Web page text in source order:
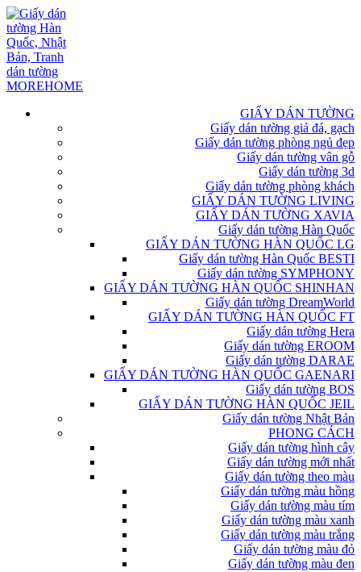
GIẤY DÁN TƯỜNG
Giấy dán tường giả đá, gạch
Giấy dán tường phòng ngủ đẹp
Giấy dán tường vân gỗ
Giấy dán tường 3d
Giấy dán tường phòng khách
GIẤY DÁN TƯỜNG LIVING
GIẤY DÁN TƯỜNG XAVIA
Giấy dán tường Hàn Quốc
GIẤY DÁN TƯỜNG HÀN QUỐC LG
Giấy dán tường Hàn Quốc BESTI
Giấy dán tường SYMPHONY
GIẤY DÁN TƯỜNG HÀN QUỐC SHINHAN
Giấy dán tường DreamWorld
GIẤY DÁN TƯỜNG HÀN QUỐC FT
Giấy dán tường Hera
Giấy dán tường EROOM
Giấy dán tường DARAE
GIẤY DÁN TƯỜNG HÀN QUỐC GAENARI
Giấy dán tường BOS
GIẤY DÁN TƯỜNG HÀN QUỐC JEIL
Giấy dán tường Nhật Bản
PHONG CÁCH
Giấy dán tường hình cây
Giấy dán tường mới nhất
Giấy dán tường theo màu
Giấy dán tường màu hồng
Giấy dán tường màu tím
Giấy dán tường màu xanh
Giấy dán tường màu trắng
Giấy dán tường màu đỏ
Giấy dán tường màu đen